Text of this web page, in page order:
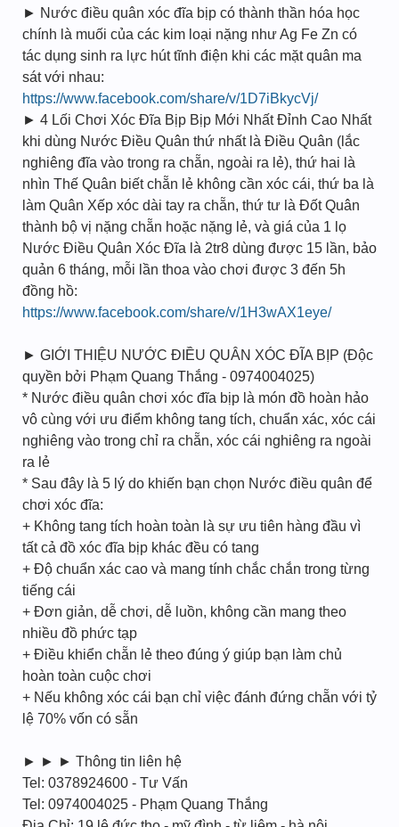
► Nước điều quân xóc đĩa bịp có thành thần hóa học
chính là muối của các kim loại nặng như Ag Fe Zn có
tác dụng sinh ra lực hút tĩnh điện khi các mặt quân ma
sát với nhau:
https://www.facebook.com/share/v/1D7iBkycVj/
► 4 Lối Chơi Xóc Đĩa Bịp Bịp Mới Nhất Đỉnh Cao Nhất
khi dùng Nước Điều Quân thứ nhất là Điều Quân (lắc
nghiêng đĩa vào trong ra chẵn, ngoài ra lẻ), thứ hai là
nhìn Thế Quân biết chẵn lẻ không cần xóc cái, thứ ba là
làm Quân Xếp xóc dài tay ra chẵn, thứ tư là Đốt Quân
thành bộ vị nặng chẵn hoặc nặng lẻ, và giá của 1 lọ
Nước Điều Quân Xóc Đĩa là 2tr8 dùng được 15 lần, bảo
quản 6 tháng, mỗi lần thoa vào chơi được 3 đến 5h
đồng hồ:
https://www.facebook.com/share/v/1H3wAX1eye/
► GIỚI THIỆU NƯỚC ĐIỀU QUÂN XÓC ĐĨA BỊP (Độc
quyền bởi Phạm Quang Thắng - 0974004025)
* Nước điều quân chơi xóc đĩa bịp là món đồ hoàn hảo
vô cùng với ưu điểm không tang tích, chuẩn xác, xóc cái
nghiêng vào trong chỉ ra chẵn, xóc cái nghiêng ra ngoài
ra lẻ
* Sau đây là 5 lý do khiến bạn chọn Nước điều quân để
chơi xóc đĩa:
+ Không tang tích hoàn toàn là sự ưu tiên hàng đầu vì
tất cả đồ xóc đĩa bịp khác đều có tang
+ Độ chuẩn xác cao và mang tính chắc chắn trong từng
tiếng cái
+ Đơn giản, dễ chơi, dễ luồn, không cần mang theo
nhiều đồ phức tạp
+ Điều khiển chẵn lẻ theo đúng ý giúp bạn làm chủ
hoàn toàn cuộc chơi
+ Nếu không xóc cái bạn chỉ việc đánh đứng chẵn với tỷ
lệ 70% vốn có sẵn
► ► ► Thông tin liên hệ
Tel: 0378924600 - Tư Vấn
Tel: 0974004025 - Phạm Quang Thắng